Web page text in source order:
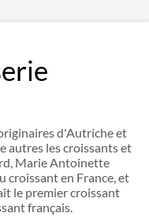
d'Autriche et
autres les croissants et
Marie Antoinette
croissant en France, et
le premier croissant
français.